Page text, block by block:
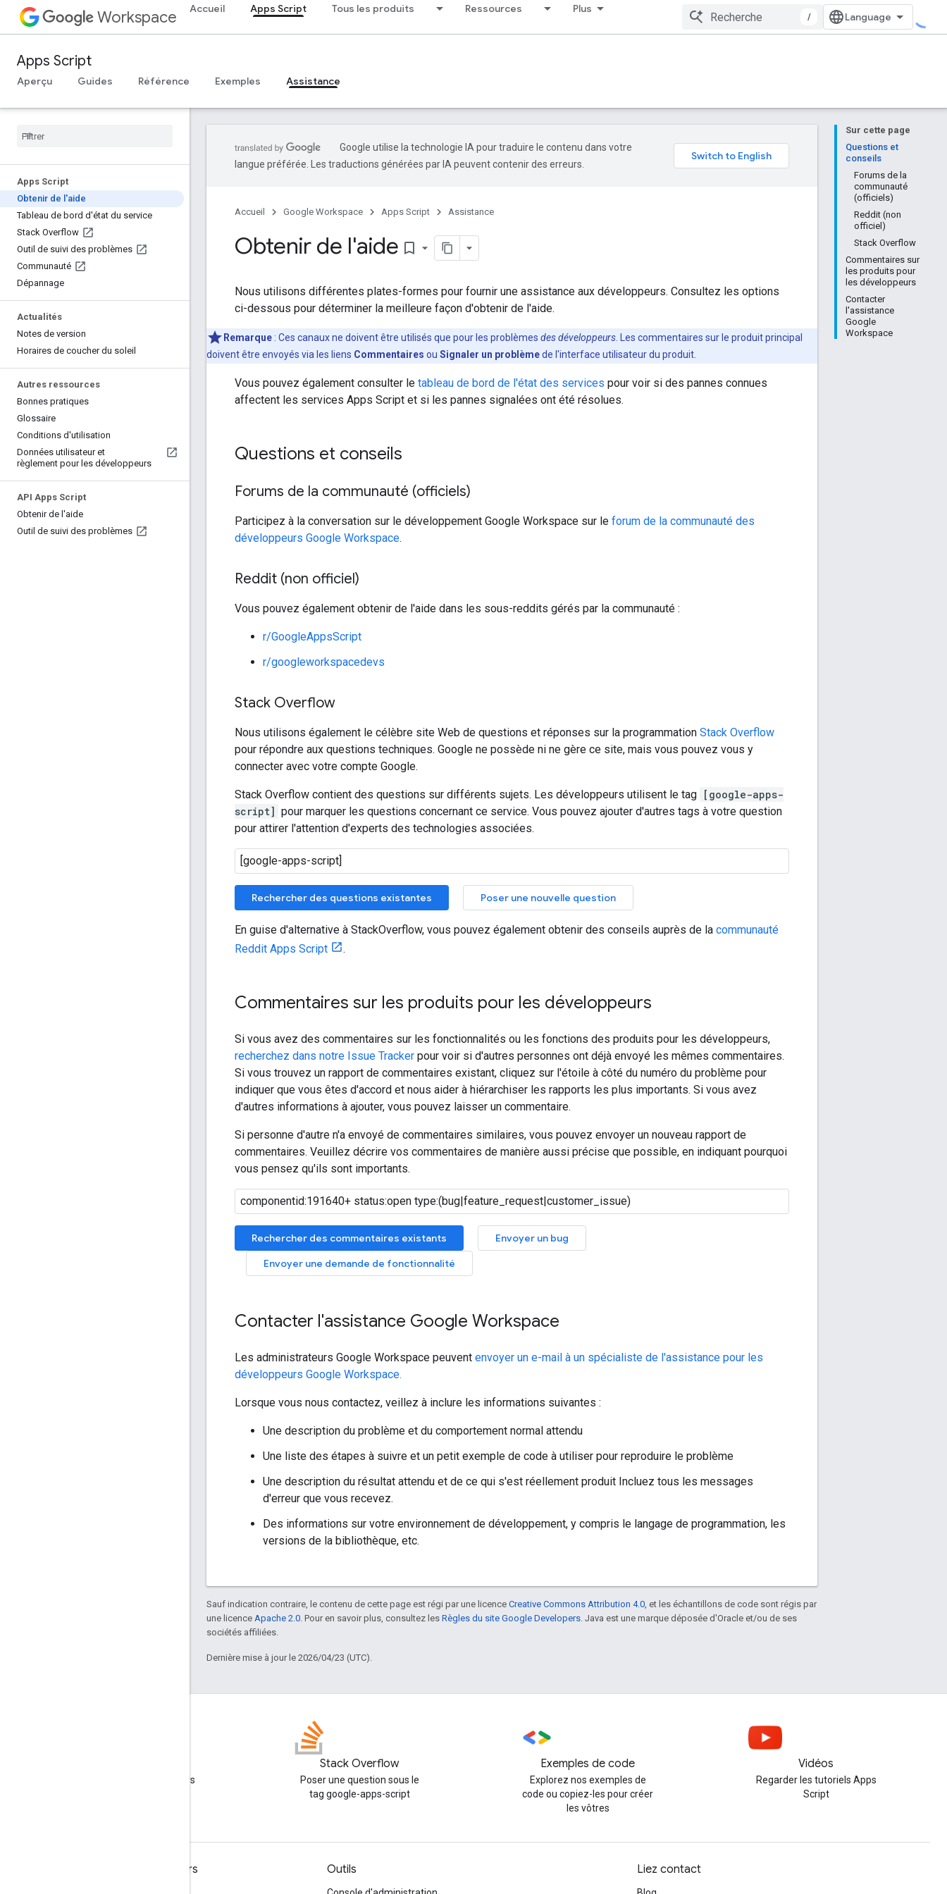
Workspace Accueil Apps Script Tous les produits Ressources Plus
/
Apps Script
Aperçu Guides Référence Exemples Assistance
Apps Script
Obtenir de l'aide
Tableau de bord d'état du service
Stack Overflow
Outil de suivi des problèmes
Communauté
Dépannage
Actualités
Notes de version
Horaires de coucher du soleil
Autres ressources
Bonnes pratiques
Glossaire
Conditions d'utilisation
Données utilisateur et
règlement pour les développeurs
API Apps Script
Obtenir de l'aide
Outil de suivi des problèmes
Sur cette page
Questions et
conseils
Forums de la
communauté
(officiels)
Reddit (non
officiel)
Stack Overflow
Commentaires sur
les produits pour
les développeurs
Contacter
l'assistance
Google
Workspace
Google utilise la technologie IA pour traduire le contenu dans votre
langue préférée. Les traductions générées par IA peuvent contenir des erreurs.
Accueil Google Workspace Apps Script Assistance
Obtenir de l'aide bookmark_border
Nous utilisons différentes plates-formes pour fournir une assistance aux développeurs. Consultez les options
ci-dessous pour déterminer la meilleure façon d'obtenir de l'aide.
Remarque : Ces canaux ne doivent être utilisés que pour les problèmes des développeurs . Les commentaires sur le produit principal
doivent être envoyés via les liens Commentaires ou Signaler un problèmede l'interface utilisateur du produit.
Vous pouvez également consulter le tableau de bord de l'état des services pour voir si des pannes connues
affectent les services Apps Script et si les pannes signalées ont été résolues.
Questions et conseils
Forums de la communauté (officiels)
Participez à la conversation sur le développement Google Workspace sur le forum de la communauté des
développeurs Google Workspace.
Reddit (non officiel)
Vous pouvez également obtenir de l'aide dans les sous-reddits gérés par la communauté :
r/GoogleAppsScript
r/googleworkspacedevs
Stack Overflow
Nous utilisons également le célèbre site Web de questions et réponses sur la programmation Stack Overflow
pour répondre aux questions techniques. Google ne possède ni ne gère ce site, mais vous pouvez vous y
connecter avec votre compte Google.
Stack Overflow contient des questions sur différents sujets. Les développeurs utilisent le tag [google-apps-
script] pour marquer les questions concernant ce service. Vous pouvez ajouter d'autres tags à votre question
pour attirer l'attention d'experts des technologies associées.
Rechercher des questions existantes Poser une nouvelle question
En guise d'alternative à StackOverflow, vous pouvez également obtenir des conseils auprès de la communauté
Reddit Apps Script
.
Commentaires sur les produits pour les développeurs
Si vous avez des commentaires sur les fonctionnalités ou les fonctions des produits pour les développeurs,
recherchez dans notre Issue Tracker pour voir si d'autres personnes ont déjà envoyé les mêmes commentaires.
Si vous trouvez un rapport de commentaires existant, cliquez sur l'étoile à côté du numéro du problème pour
indiquer que vous êtes d'accord et nous aider à hiérarchiser les rapports les plus importants. Si vous avez
d'autres informations à ajouter, vous pouvez laisser un commentaire.
Si personne d'autre n'a envoyé de commentaires similaires, vous pouvez envoyer un nouveau rapport de
commentaires. Veuillez décrire vos commentaires de manière aussi précise que possible, en indiquant pourquoi
vous pensez qu'ils sont importants.
Rechercher des commentaires existants
Envoyer un bug
Envoyer une demande de fonctionnalité
Contacter l'assistance Google Workspace
Les administrateurs Google Workspace peuvent envoyer un e-mail à un spécialiste de l'assistance pour les
développeurs Google Workspace.
Lorsque vous nous contactez, veillez à inclure les informations suivantes :
Une description du problème et du comportement normal attendu
Une liste des étapes à suivre et un petit exemple de code à utiliser pour reproduire le problème
Une description du résultat attendu et de ce qui s'est réellement produit Incluez tous les messages
d'erreur que vous recevez.
Des informations sur votre environnement de développement, y compris le langage de programmation, les
versions de la bibliothèque, etc.
Sauf indication contraire, le contenu de cette page est régi par une licence Creative Commons Attribution 4.0 , et les échantillons de code sont régis par
une licence Apache 2.0 . Pour en savoir plus, consultez les Règles du site Google Developers . Java est une marque déposée d'Oracle et/ou de ses
sociétés affiliées.
Dernière mise à jour le 2026/04/23 (UTC).
Lire le blog des développeurs
Stack Overflow
Poser une question sous le
tag google-apps-script
Exemples de code
Explorez nos exemples de
code ou copiez-les pour créer
les vôtres
Vidéos
Regarder les tutoriels Apps
Script
Google Workspace for Developers Outils Liez contact